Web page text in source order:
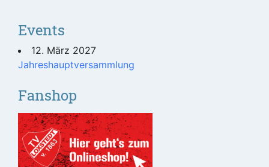
Events
12. März 2027
Jahreshauptversammlung
Fanshop